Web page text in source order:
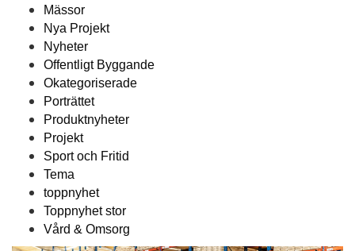
Mässor
Nya Projekt
Nyheter
Offentligt Byggande
Okategoriserade
Porträttet
Produktnyheter
Projekt
Sport och Fritid
Tema
toppnyhet
Toppnyhet stor
Vård & Omsorg